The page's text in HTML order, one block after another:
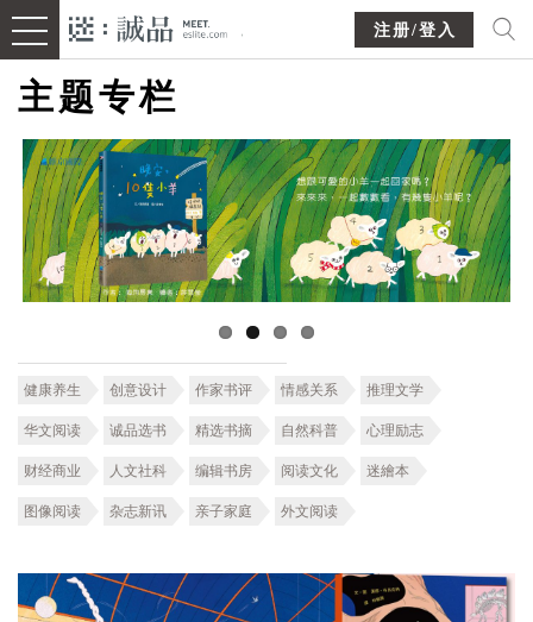
注册/登入
主题专栏
健康养生 创意设计 作家书评 情感关系 推理文学
华文阅读 诚品选书 精选书摘 自然科普 心理励志
财经商业 人文社科 编辑书房 阅读文化 迷繪本
图像阅读 杂志新讯 亲子家庭 外文阅读